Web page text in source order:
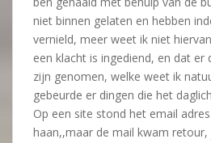
niet binnen gelaten en hebben
vernield, meer weet ik niet
een klacht is ingediend, en dat er
zijn genomen, welke weet ik
gebeurde er dingen die het
Op een site stond het email
haan,,maar de mail kwam